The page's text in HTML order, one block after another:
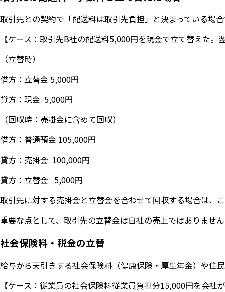
取引先との契約で「配送料は取引先負担」と決まっている場
【ケース：取引先B社の配送料5,000円を現金で立て替えた
（立替時）
借方：立替金 5,000円
貸方：現金 5,000円
（回収時：売掛金に含めて回収）
借方：普通預金 105,000円
貸方：売掛金 100,000円
貸方：立替金 5,000円
取引先に対する売掛金と立替金を合わせて回収する場合は、
重要な点として、取引先の立替金は自社の売上ではありませ
社会保険料・税金の立替
給与から天引きする社会保険料（健康保険・厚生年金）や住
【ケース：従業員の社会保険料従業員負担分15,000円を会社